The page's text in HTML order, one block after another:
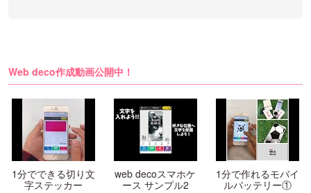
Web deco作成動画公開中！
1分でできる切り文
字ステッカー
web decoスマホケ
ース サンプル2
1分で作れるモバイ
ルバッテリー①